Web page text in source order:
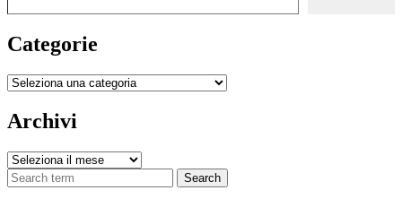
Categorie
Categorie
Archivi
Archivi
Search